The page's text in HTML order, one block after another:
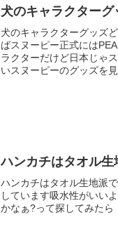
犬のキャラクター
犬のキャラクターグッズ
ばスヌーピー正式には
ラクターだけど日本じゃ
いスヌーピーのグッズを
ハンカチはタオル生
ハンカチはタオル生地派
しています吸水性がいい
かなぁ?って探してみたら